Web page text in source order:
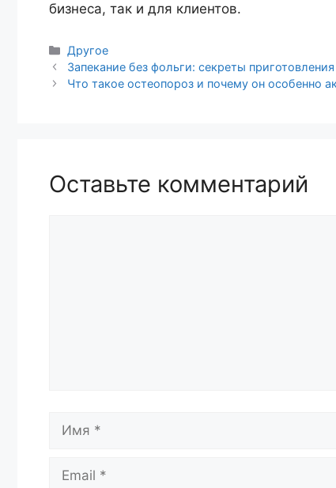
бизнеса, так и для клиентов.
Рубрики
Другое
Навигация
записи
Запекание без фольги: секреты
Что такое остеопороз и почему он особенно
Оставьте комментарий
Имя
Email